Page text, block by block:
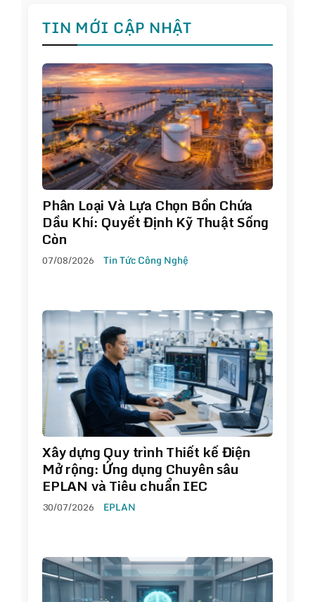
TIN MỚI CẬP NHẬT
Phân Loại Và Lựa Chọn Bồn Chứa
Dầu Khí: Quyết Định Kỹ Thuật Sống
Còn
07/08/2026 Tin Tức Công Nghệ
Xây dựng Quy trình Thiết kế Điện
Mở rộng: Ứng dụng Chuyên sâu
EPLAN và Tiêu chuẩn IEC
30/07/2026 EPLAN